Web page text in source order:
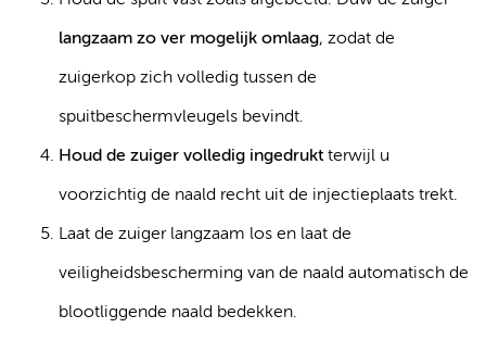
langzaam zo ver mogelijk omlaag, zodat de
zuigerkop zich volledig tussen de
spuitbeschermvleugels bevindt.
Houd de zuiger volledig ingedruktterwijl u
voorzichtig de naald recht uit de injectieplaats trekt.
Laat de zuiger langzaam los en laat de
veiligheidsbescherming van de naald automatisch de
blootliggende naald bedekken.